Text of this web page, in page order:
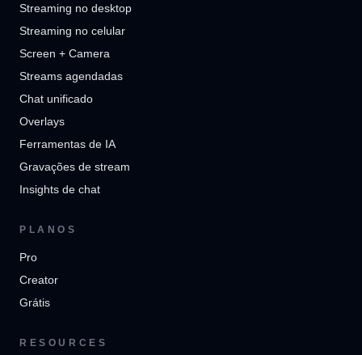
Streaming no desktop
Streaming no celular
Screen + Camera
Streams agendadas
Chat unificado
Overlays
Ferramentas de IA
Gravações de stream
Insights de chat
PLANOS
Pro
Creator
Grátis
RESOURCES